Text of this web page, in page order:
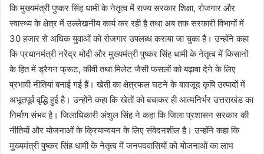
कि मुख्यमंत्री पुष्कर सिंह धामी के नेतृत्व में राज्य सरकार शिक्षा, रोजगार और
स्वास्थ्य के क्षेत्र में उल्लेखनीय कार्य कर रही है तथा अब तक सरकारी विभागों में
30 हजार से अधिक युवाओं को रोजगार उपलब्ध कराया जा चुका है। उन्होंने कहा
कि प्रधानमंत्री नरेंद्र मोदी और मुख्यमंत्री पुष्कर सिंह धामी के नेतृत्व में किसानों
के हित में ड्रैगन फ्रूट, कीवी तथा मिलेट जैसी फसलों को बढ़ावा देने के लिए
प्रभावी नीतियां बनाई गई हैं। खेती का क्षेत्रफल घटने के बावजूद कृषि उत्पादों में
अभूतपूर्व वृद्धि हुई है। उन्होंने कहा कि खेतों को बचाकर ही आत्मनिर्भर उत्तराखंड का
निर्माण संभव है। जिलाधिकारी अंशुल सिंह ने कहा कि जिला प्रशासन सरकार की
नीतियों और योजनाओं के क्रियान्वयन के लिए संवेदनशील है। उन्होंने कहा कि
मुख्यमंत्री पुष्कर सिंह धामी के नेतृत्व में जनपदवासियों को योजनाओं का लाभ